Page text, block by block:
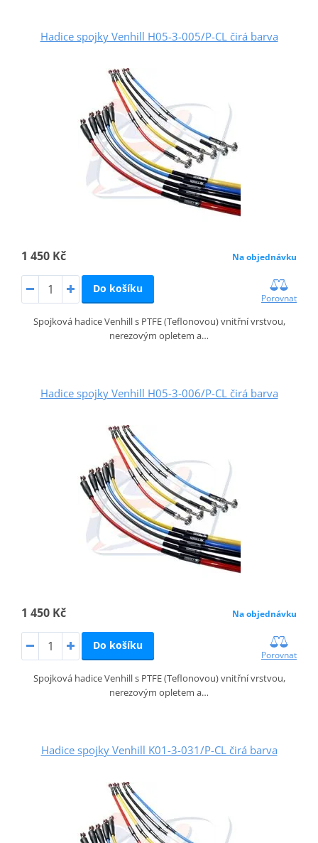
Hadice spojky Venhill H05-3-005/P-CL čirá barva
1 450 Kč Na objednávku
Do košíku
Porovnat
Spojková hadice Venhill s PTFE (Teflonovou) vnitřní vrstvou,
nerezovým opletem a…
Hadice spojky Venhill H05-3-006/P-CL čirá barva
1 450 Kč Na objednávku
Do košíku
Porovnat
Spojková hadice Venhill s PTFE (Teflonovou) vnitřní vrstvou,
nerezovým opletem a…
Hadice spojky Venhill K01-3-031/P-CL čirá barva